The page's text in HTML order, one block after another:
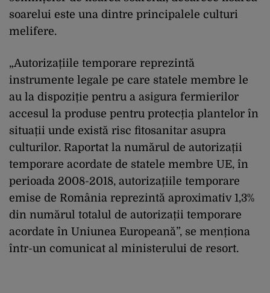
soarelui este una dintre principalele culturi
melifere.
„Autorizațiile temporare reprezintă
instrumente legale pe care statele membre le
au la dispoziție pentru a asigura fermierilor
accesul la produse pentru protecția plantelor în
situații unde există risc fitosanitar asupra
culturilor. Raportat la numărul de autorizații
temporare acordate de statele membre UE, în
perioada 2008-2018, autorizațiile temporare
emise de România reprezintă aproximativ 1,3%
din numărul totalul de autorizații temporare
acordate în Uniunea Europeană”, se menționa
într-un comunicat al ministerului de resort.